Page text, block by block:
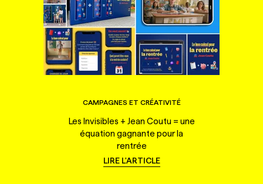
CAMPAGNES ET CRÉATIVITÉ
Les Invisibles + Jean Coutu = une
équation gagnante pour la
rentrée
LIRE L'ARTICLE